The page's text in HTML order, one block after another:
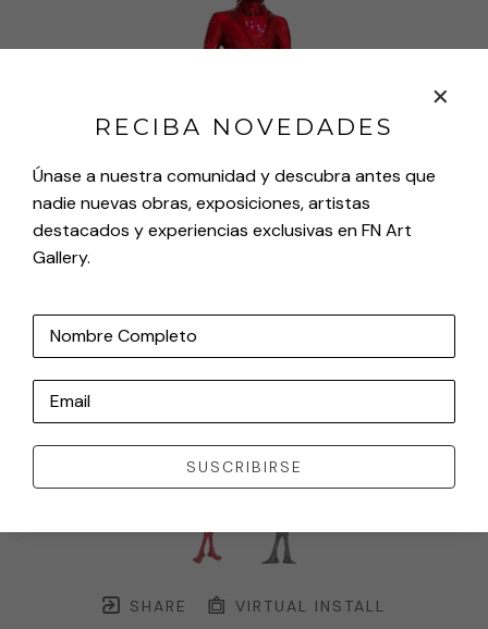
SHARE VIRTUAL INSTALL
RECIBA NOVEDADES
Únase a nuestra comunidad y descubra antes que
nadie nuevas obras, exposiciones, artistas
destacados y experiencias exclusivas en FN Art
Gallery.
Nombre Completo
Email
SUSCRIBIRSE